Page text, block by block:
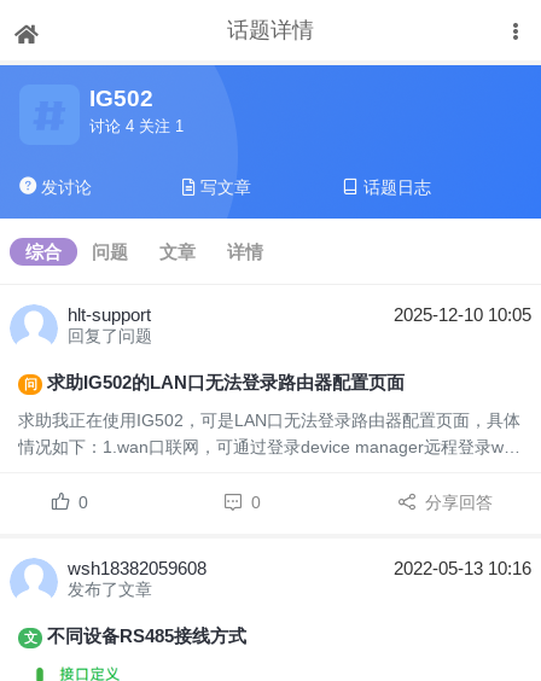
话题详情
下拉刷新
IG502
讨论 4 关注 1
发讨论 写文章 话题日志
综合 问题 文章 详情
hlt-support
回复了问题
2025-12-10 10:05
问 求助IG502的LAN口无法登录路由器配置页面
求助我正在使用IG502，可是LAN口无法登录路由器配置页面，具体
情况如下：1.wan口联网，可通过登录device manager远程登录web
通，访问192.168.2.1后显示你的连接不是专用连接，点击继续访问
0 0 分享回答
wsh18382059608
发布了文章
2022-05-13 10:16
文 不同设备RS485接线方式